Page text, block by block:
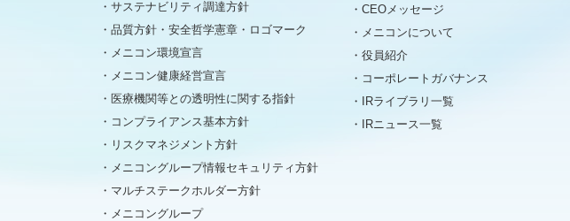
サステナビリティ調達方針
品質方針・安全哲学憲章・ロゴマーク
メニコン環境宣言
メニコン健康経営宣言
医療機関等との透明性に関する指針
コンプライアンス基本方針
リスクマネジメント方針
メニコングループ情報セキュリティ方針
マルチステークホルダー方針
メニコングループ
CEOメッセージ
メニコンについて
役員紹介
コーポレートガバナンス
IRライブラリ一覧
IRニュース一覧